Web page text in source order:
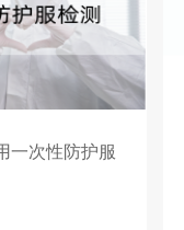
一次性防护服